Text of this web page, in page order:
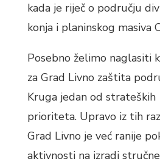
kada je riječ o području
konja i planinskog masiva
Posebno želimo naglasiti
za Grad Livno zaštita
Kruga jedan od strateških
prioriteta. Upravo iz tih
Grad Livno je već ranije
aktivnosti na izradi